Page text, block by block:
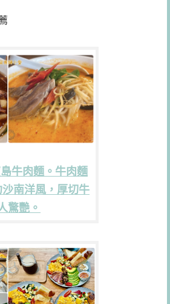
牛肉麵。牛肉麵
南洋風，厚切牛
驚艷。